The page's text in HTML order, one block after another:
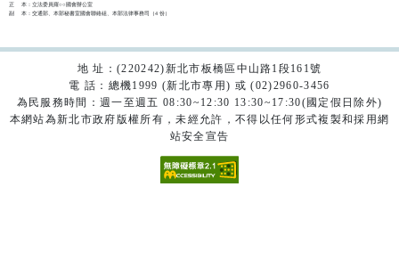
正    本：立法委員羅○○國會辦公室
地 址：(220242)新北市板橋區中山路1段161號
電 話：總機1999 (新北市專用) 或 (02)2960-3456
為民服務時間：週一至週五 08:30~12:30 13:30~17:30(國定假日除外)
本網站為新北市政府版權所有，未經允許，不得以任何形式複製和採用網
站安全宣告